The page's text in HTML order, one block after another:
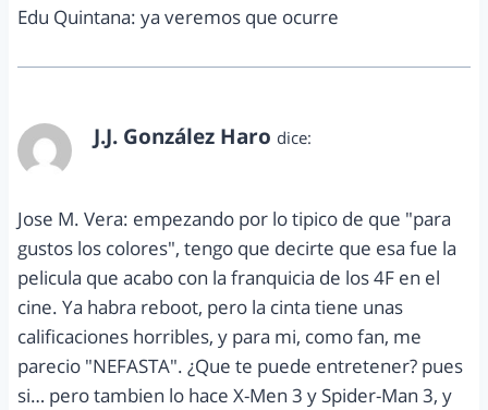
Edu Quintana: ya veremos que ocurre
J.J. González Haro dice:
Jose M. Vera: empezando por lo tipico de que "para
gustos los colores", tengo que decirte que esa fue la
pelicula que acabo con la franquicia de los 4F en el
cine. Ya habra reboot, pero la cinta tiene unas
calificaciones horribles, y para mi, como fan, me
parecio "NEFASTA". ¿Que te puede entretener? pues
si… pero tambien lo hace X-Men 3 y Spider-Man 3, y